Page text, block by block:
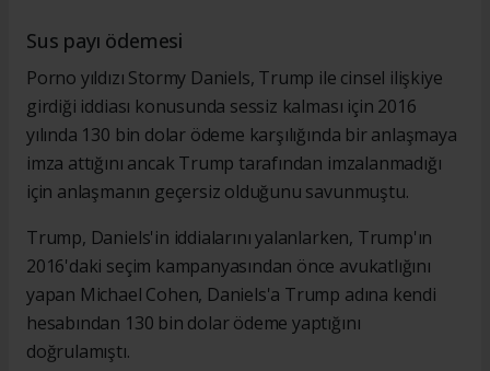
Sus payı ödemesi
Porno yıldızı Stormy Daniels, Trump ile cinsel ilişkiye
girdiği iddiası konusunda sessiz kalması için 2016
yılında 130 bin dolar ödeme karşılığında bir anlaşmaya
imza attığını ancak Trump tarafından imzalanmadığı
için anlaşmanın geçersiz olduğunu savunmuştu.
Trump, Daniels'in iddialarını yalanlarken, Trump'ın
2016'daki seçim kampanyasından önce avukatlığını
yapan Michael Cohen, Daniels'a Trump adına kendi
hesabından 130 bin dolar ödeme yaptığını
doğrulamıştı.